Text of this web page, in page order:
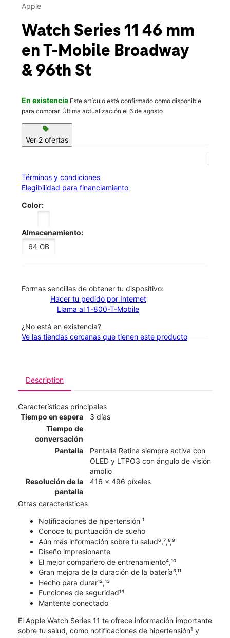
Mié.:
location_on
2563 Broadway New York, NY 10025
Apple
Watch Series 11 46 mm
en T-Mobile Broadway
& 96th St
En existencia Este artículo está confirmado como disponible
para comprar. Última actualización el 6 de agosto
sell
Ver 2 ofertas
Términos y condiciones
Elegibilidad para financiamiento
Color:
Almacenamiento:
64 GB
​​​​​​​Formas sencillas de obtener tu dispositivo:
Hacer tu pedido por Internet
Llama al 1-800-T-Mobile
¿No está en existencia?
Ve las tiendas cercanas que tienen este producto
Description
Características principales
Tiempo en espera
3 días
Tiempo de
conversación
Pantalla
Pantalla Retina siempre activa con
OLED y LTPO3 con ángulo de visión
amplio
Resolución de la
pantalla
416 x 496 píxeles
Otras características
Notificaciones de hipertensión ¹
Conoce tu puntuación de sueño
Aún más información sobre tu salud⁶,⁷,⁸,⁹
Diseño impresionante
El mejor compañero de entrenamiento⁴,¹⁰
Gran mejora de la duración de la batería³,¹¹
Hecho para durar¹²,¹³
Funciones de seguridad¹⁴
Mantente conectado
El Apple Watch Series 11 te ofrece información importante
sobre tu salud, como notificaciones de hipertensión1 y